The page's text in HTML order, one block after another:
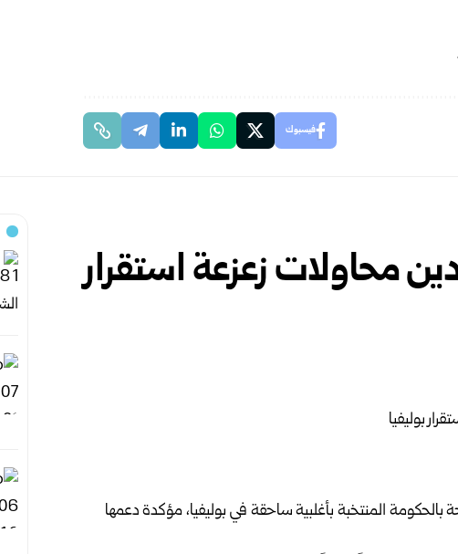
فيسبوك
محاولات زعزعة استقرار
المنتخبة بأغلبية ساحقة في بوليفيا، مؤكدة دعمها